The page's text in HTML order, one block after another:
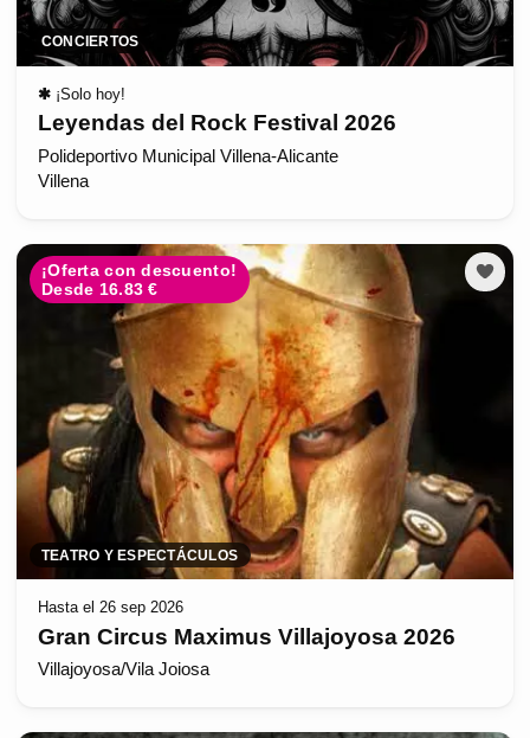
CONCIERTOS
✱ ¡Solo hoy!
Leyendas del Rock Festival 2026
Polideportivo Municipal Villena-Alicante
Villena
¡Oferta con descuento!
Desde 16.83 €
TEATRO Y ESPECTÁCULOS
Hasta el 26 sep 2026
Gran Circus Maximus Villajoyosa 2026
Villajoyosa/Vila Joiosa